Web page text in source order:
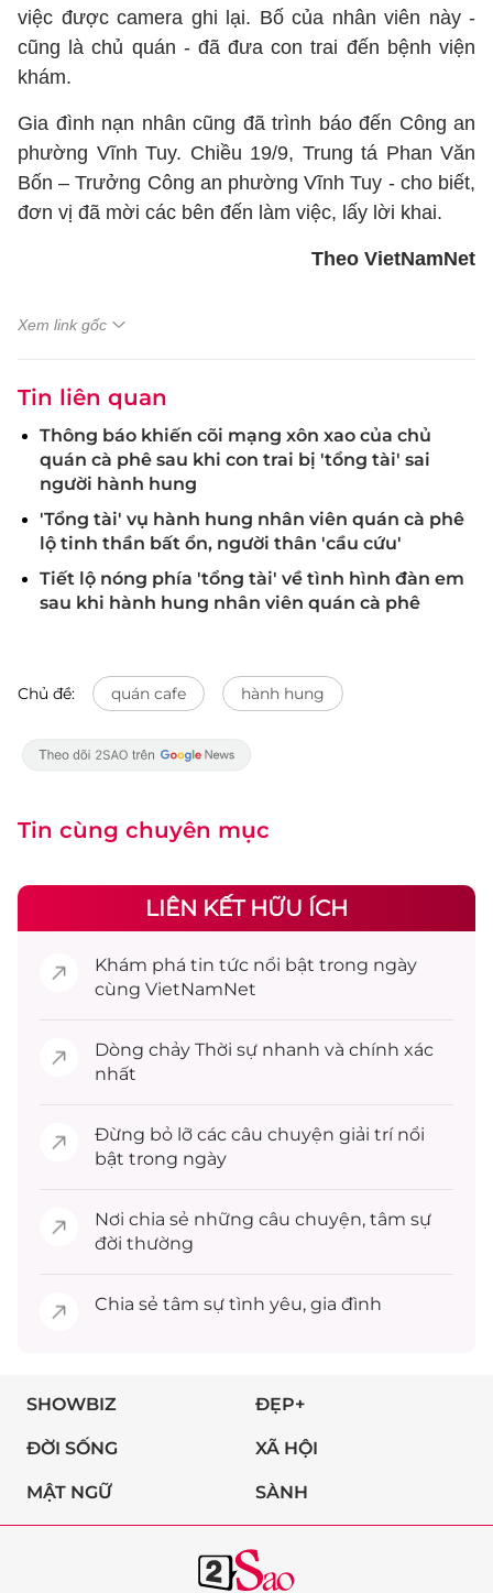
việc được camera ghi lại. Bố của nhân viên này -
cũng là chủ quán - đã đưa con trai đến bệnh viện
khám.
Gia đình nạn nhân cũng đã trình báo đến Công an
phường Vĩnh Tuy. Chiều 19/9, Trung tá Phan Văn
Bốn – Trưởng Công an phường Vĩnh Tuy - cho biết,
đơn vị đã mời các bên đến làm việc, lấy lời khai.
Theo VietNamNet
Xem link gốc
Tin liên quan
Thông báo khiến cõi mạng xôn xao của chủ
quán cà phê sau khi con trai bị 'tổng tài' sai
người hành hung
'Tổng tài' vụ hành hung nhân viên quán cà phê
lộ tinh thần bất ổn, người thân 'cầu cứu'
Tiết lộ nóng phía 'tổng tài' về tình hình đàn em
sau khi hành hung nhân viên quán cà phê
Chủ đề: quán cafe hành hung
Tin cùng chuyên mục
LIÊN KẾT HỮU ÍCH
Khám phá tin tức nổi bật trong ngày
cùng VietNamNet
Dòng chảy Thời sự nhanh và chính xác
nhất
Đừng bỏ lỡ các câu chuyện giải trínổi
bật trong ngày
Nơi chia sẻ những câu chuyện, tâm sự
đời thường
Chia sẻ tâm sự tình yêu, gia đình
SHOWBIZ ĐẸP+
ĐỜI SỐNG XÃ HỘI
MẬT NGỮ SÀNH